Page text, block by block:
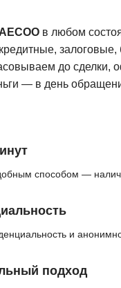
в любом
залоговые,
до сделки,
— в день
способом —
и
подход